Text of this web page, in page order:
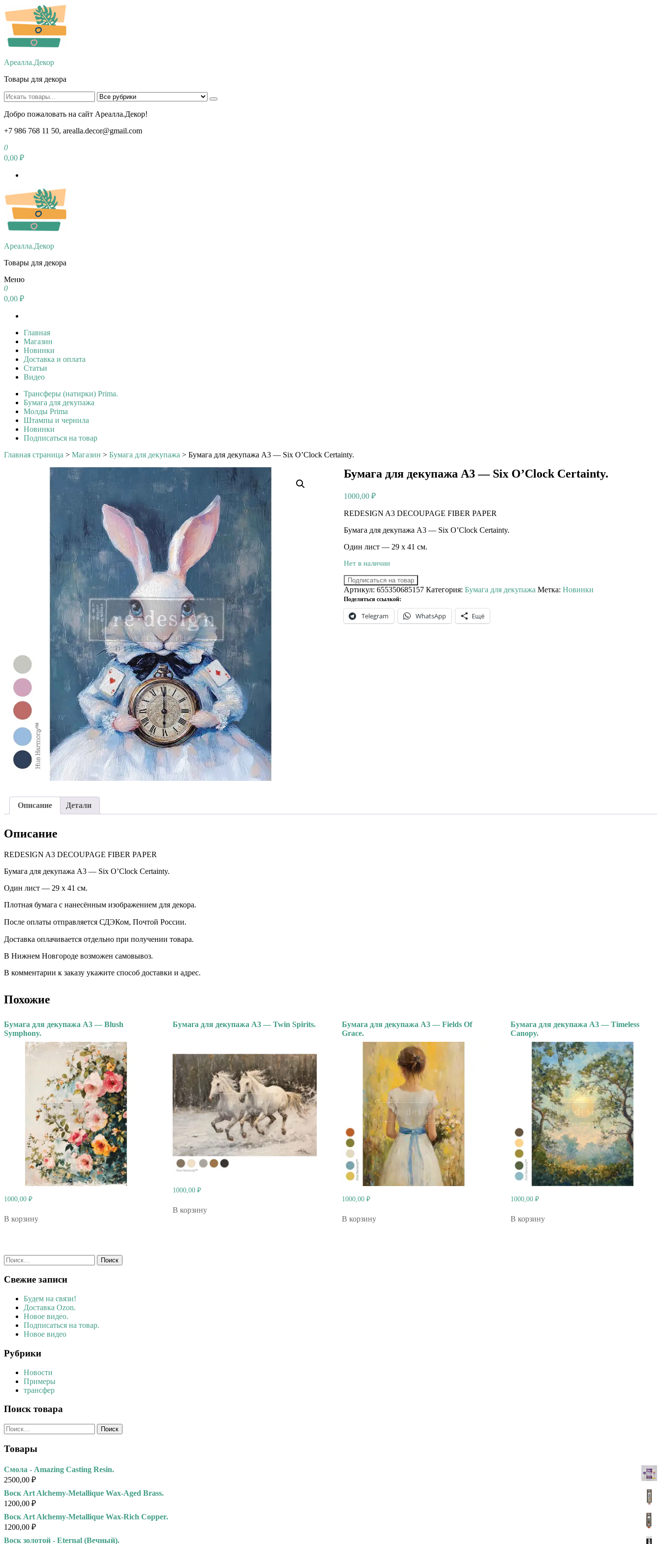
Перейти
к
содержимому
Ареалла.Декор
Товары для декора
Добро пожаловать на сайт Ареалла.Декор!
+7 986 768 11 50, arealla.decor@gmail.com
0
0,00 ₽
Ареалла.Декор
Товары для декора
Меню
0
0,00 ₽
Главная
Магазин
Новинки
Доставка и оплата
Статьи
Видео
Трансферы (натирки) Prima.
Бумага для декупажа
Молды Prima
Штампы и чернила
Новинки
Подписаться на товар
Главная страница > Магазин > Бумага для декупажа > Бумага для декупажа А3 — Six O’Clock Certainty.
Бумага для декупажа А3 — Six O’Clock Certainty.
1000,00 ₽
REDESIGN A3 DECOUPAGE FIBER PAPER
Бумага для декупажа А3 — Six O’Clock Certainty.
Один лист — 29 х 41 см.
Нет в наличии
Подписаться на товар
Артикул: 655350685157 Категория: Бумага для декупажа Метка: Новинки
Поделиться ссылкой:
Telegram WhatsApp Ещё
Описание Детали
Описание
REDESIGN A3 DECOUPAGE FIBER PAPER
Бумага для декупажа А3 — Six O’Clock Certainty.
Один лист — 29 х 41 см.
Плотная бумага с нанесённым изображением для декора.
После оплаты отправляется СДЭКом, Почтой России. ⠀
Доставка оплачивается отдельно при получении товара. ⠀
В Нижнем Новгороде возможен самовывоз.
В комментарии к заказу укажите способ доставки и адрес.
Похожие
Бумага для декупажа А3 — Blush
Symphony.
1000,00 ₽
В корзину
Бумага для декупажа А3 — Twin Spirits.
1000,00₽
В корзину
Бумага для декупажа А3 — Fields Of
Grace.
1000,00 ₽
В корзину
Бумага для декупажа А3 — Timeless
Canopy.
1000,00 ₽
В корзину
Найти:
Свежие записи
Будем на связи!
Доставка Ozon.
Новое видео.
Подписаться на товар.
Новое видео
Рубрики
Новости
Примеры
трансфер
Поиск товара
Найти:
Товары
Смола - Amazing Casting Resin.
2500,00 ₽
Воск Art Alchemy-Metallique Wax-Aged Brass.
1200,00 ₽
Воск Art Alchemy-Metallique Wax-Rich Copper.
1200,00 ₽
Воск золотой - Eternal (Вечный).